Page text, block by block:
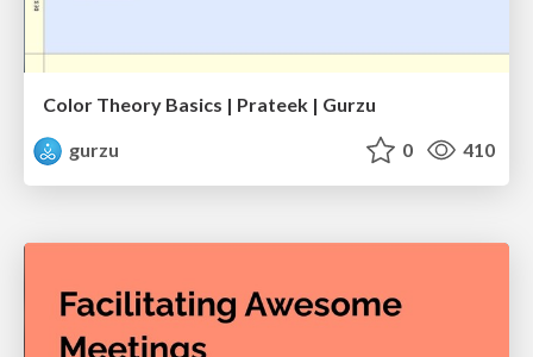
Color Theory Basics | Prateek | Gurzu
gurzu
0 410